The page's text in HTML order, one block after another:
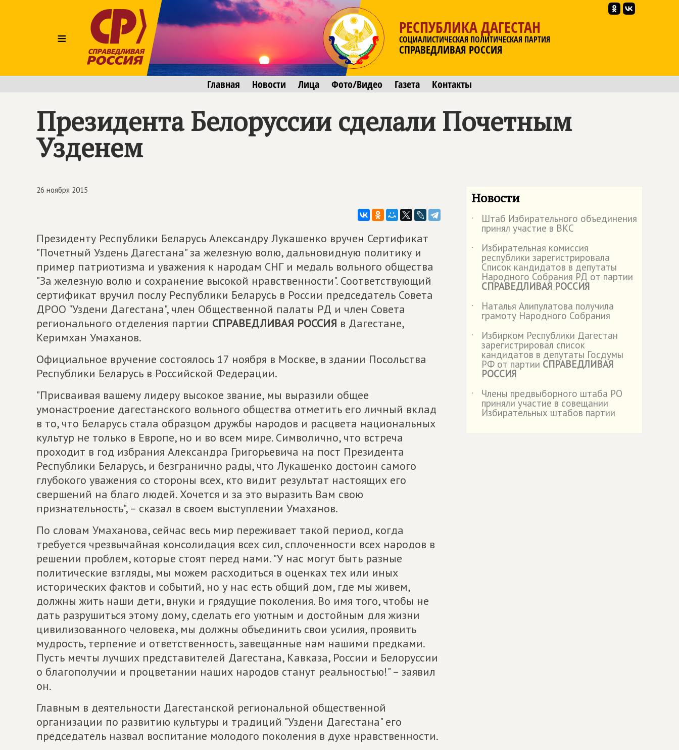
≡
РЕСПУБЛИКА ДАГЕСТАН
СОЦИАЛИСТИЧЕСКАЯ ПОЛИТИЧЕСКАЯ ПАРТИЯ
СПРАВЕДЛИВАЯ РОССИЯ
Главная Новости Лица Фото/Видео Газета Контакты
Президента Белоруссии сделали Почетным
Узденем
26 ноября 2015
Президенту Республики Беларусь Александру Лукашенко вручен Сертификат
"Почетный Уздень Дагестана" за железную волю, дальновидную политику и
пример патриотизма и уважения к народам СНГ и медаль вольного общества
"За железную волю и сохранение высокой нравственности". Соответствующий
сертификат вручил послу Республики Беларусь в России председатель Совета
ДРОО "Уздени Дагестана", член Общественной палаты РД и член Совета
регионального отделения партии СПРАВЕДЛИВАЯ РОССИЯ в Дагестане,
Керимхан Умаханов.
Официальное вручение состоялось 17 ноября в Москве, в здании Посольства
Республики Беларусь в Российской Федерации.
"Присваивая вашему лидеру высокое звание, мы выразили общее
умонастроение дагестанского вольного общества отметить его личный вклад
в то, что Беларусь стала образцом дружбы народов и расцвета национальных
культур не только в Европе, но и во всем мире. Символично, что встреча
проходит в год избрания Александра Григорьевича на пост Президента
Республики Беларусь, и безгранично рады, что Лукашенко достоин самого
глубокого уважения со стороны всех, кто видит результат настоящих его
свершений на благо людей. Хочется и за это выразить Вам свою
признательность", – сказал в своем выступлении Умаханов.
По словам Умаханова, сейчас весь мир переживает такой период, когда
требуется чрезвычайная консолидация всех сил, сплоченности всех народов в
решении проблем, которые стоят перед нами. "У нас могут быть разные
политические взгляды, мы можем расходиться в оценках тех или иных
исторических фактов и событий, но у нас есть общий дом, где мы живем,
должны жить наши дети, внуки и грядущие поколения. Во имя того, чтобы не
дать разрушиться этому дому, сделать его уютным и достойным для жизни
цивилизованного человека, мы должны объединить свои усилия, проявить
мудрость, терпение и ответственность, завещанные нам нашими предками.
Пусть мечты лучших представителей Дагестана, Кавказа, России и Белоруссии
о благополучии и процветании наших народов станут реальностью!" – заявил
он.
Главным в деятельности Дагестанской региональной общественной
организации по развитию культуры и традиций "Уздени Дагестана" его
председатель назвал воспитание молодого поколения в духе нравственности.
Новости
˙ Штаб Избирательного объединения
принял участие в ВКС
˙
Избирательная комиссия
республики зарегистрировала
Список кандидатов в депутаты
Народного Собрания РД от партии
СПРАВЕДЛИВАЯ РОССИЯ
˙
Наталья Алипулатова получила
грамоту Народного Собрания
˙
Избирком Республики Дагестан
зарегистрировал список
кандидатов в депутаты Госдумы
РФ от партии СПРАВЕДЛИВАЯ
РОССИЯ
˙
Члены предвыборного штаба РО
приняли участие в совещании
Избирательных штабов партии